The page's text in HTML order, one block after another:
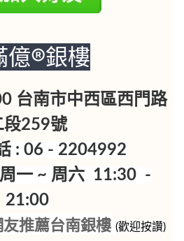
億®銀樓
台南市中西區西門路
段259號
: 06 - 2204992
周一 ~ 周六 11:30 -
21:00
推薦台南銀樓 (歡迎按讚)